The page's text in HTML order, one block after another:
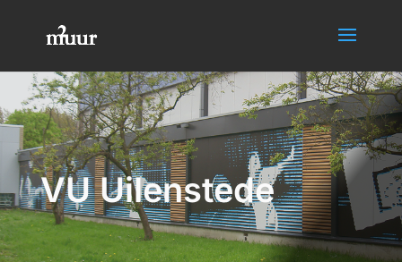
VU Uilenstede